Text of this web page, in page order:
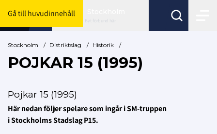
Gå till huvudinnehåll
Byt förbund här
Stockholm / Distriktslag / Historik /
POJKAR 15 (1995)
Pojkar 15 (1995)
Här nedan följer spelare som ingår i SM-truppen
i Stockholms Stadslag P15.